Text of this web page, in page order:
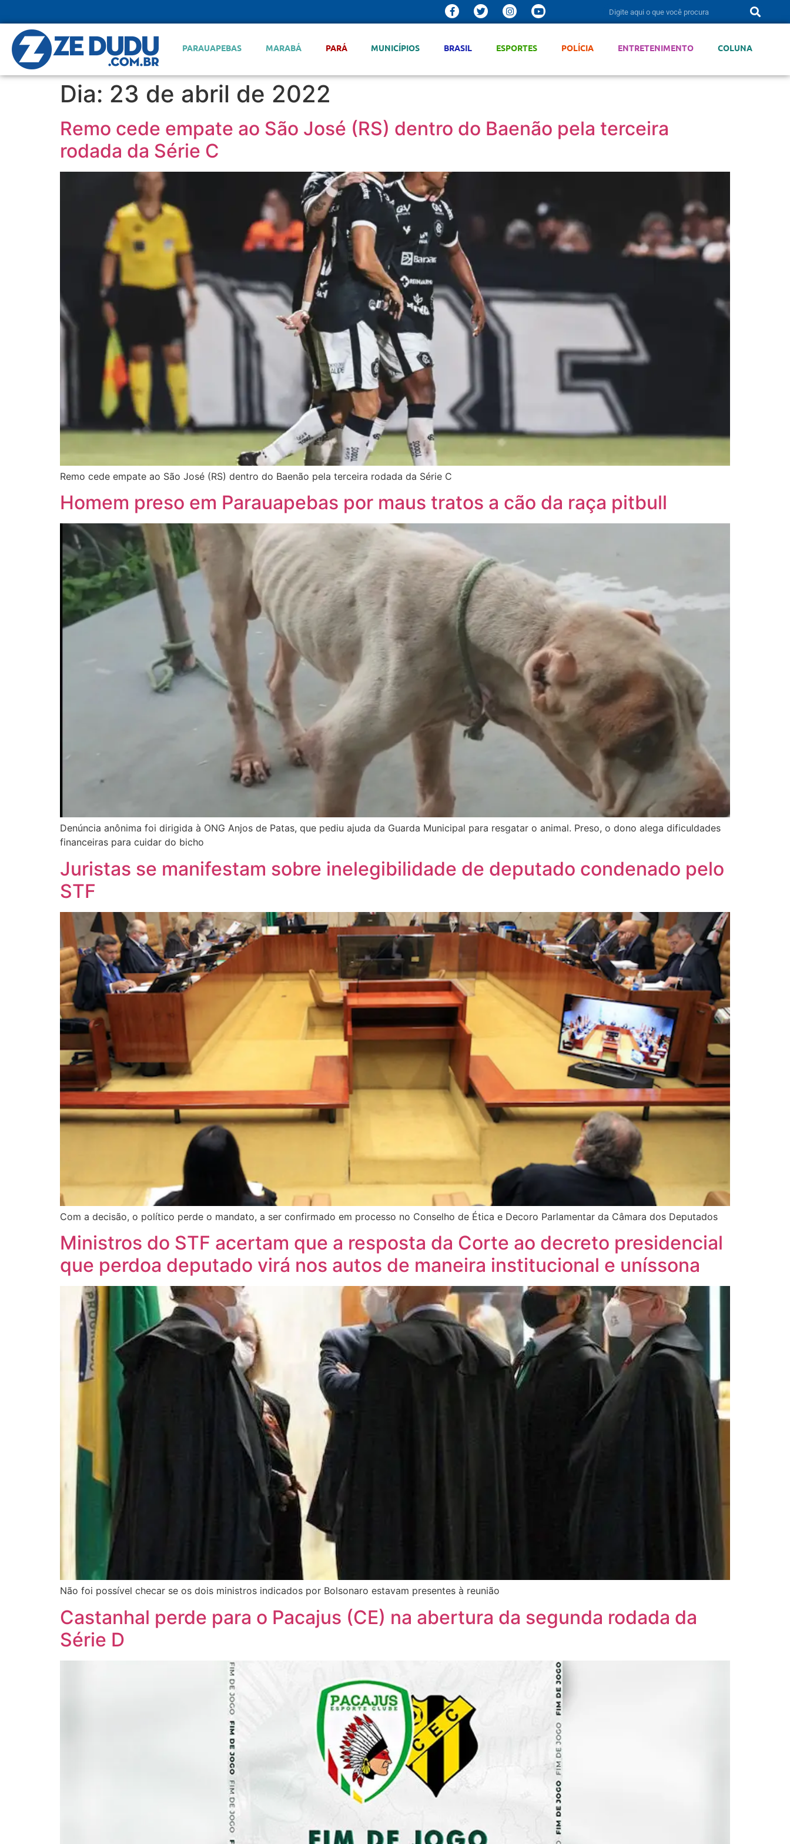
PARAUAPEBAS MARABÁ PARÁ MUNICÍPIOS BRASIL ESPORTES POLÍCIA ENTRETENIMENTO COLUNA
Dia: 23 de abril de 2022
Remo cede empate ao São José (RS) dentro do Baenão pela terceira
rodada da Série C
Remo cede empate ao São José (RS) dentro do Baenão pela terceira rodada da Série C
Homem preso em Parauapebas por maus tratos a cão da raça pitbull
Denúncia anônima foi dirigida à ONG Anjos de Patas, que pediu ajuda da Guarda Municipal para resgatar o animal. Preso, o dono alega dificuldades
financeiras para cuidar do bicho
Juristas se manifestam sobre inelegibilidade de deputado condenado pelo
STF
Com a decisão, o político perde o mandato, a ser confirmado em processo no Conselho de Ética e Decoro Parlamentar da Câmara dos Deputados
Ministros do STF acertam que a resposta da Corte ao decreto presidencial
que perdoa deputado virá nos autos de maneira institucional e uníssona
Não foi possível checar se os dois ministros indicados por Bolsonaro estavam presentes à reunião
Castanhal perde para o Pacajus (CE) na abertura da segunda rodada da
Série D